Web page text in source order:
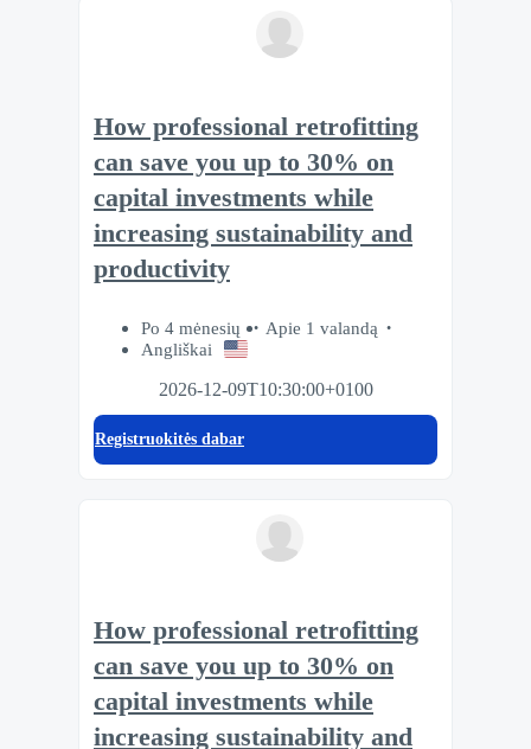
How professional retrofitting
can save you up to 30% on
capital investments while
increasing sustainability and
productivity
Po 4 mėnesių
Apie 1 valandą
Angliškai
2026-12-09T10:30:00+0100
Registruokitės dabar
How professional retrofitting
can save you up to 30% on
capital investments while
increasing sustainability and